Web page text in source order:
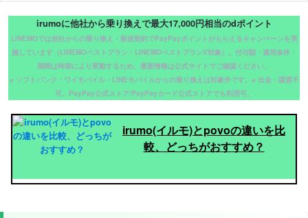
irumoに他社から乗り換えで最大17,000円相当のdポイント
LINEMOでは他社からの乗り換え・新規契約でPayPayポイントがもらえるキャンペーンを実
施しています（LINEMOベストプラン・LINEMOベストプランV対象）。付与額・適用条件・
期間は時期により変動するため、最新情報は公式サイトでご確認ください。
※ ソフトバンク・ワイモバイル・LINEモバイルからの乗り換えは対象外です。※ 出金・譲渡不
可。PayPay公式ストア/PayPayカード公式ストアでも利用可。
irumo(イルモ)とpovoの違いを比
較、どっちがおすすめ？